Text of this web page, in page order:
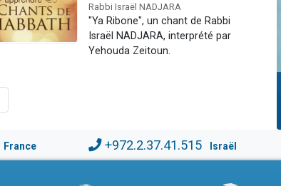
Rabbi Israël NADJARA
"Ya Ribone", un chant de Rabbi
Israël NADJARA, interprété par
Yehouda Zeitoun.
France +972.2.37.41.515 Israël